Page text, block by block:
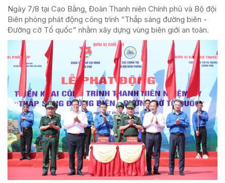
Ngày 7/8 tại Cao Bằng, Đoàn Thanh niên Chính phủ và Bộ đội
Biên phòng phát động công trình “Thắp sáng đường biên -
Đường cờ Tổ quốc” nhằm xây dựng vùng biên giới an toàn.